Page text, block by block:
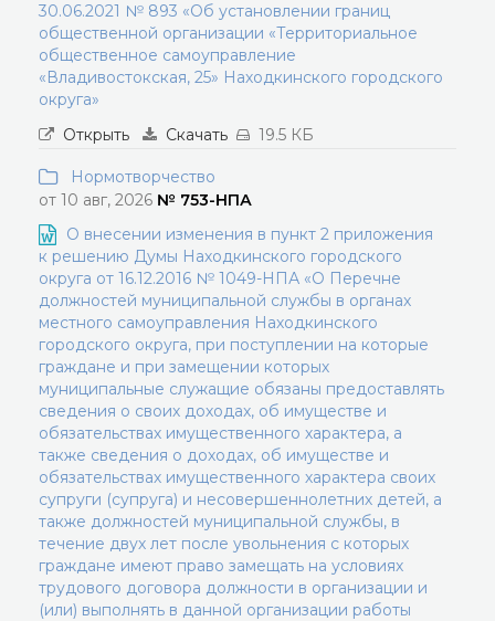
30.06.2021 № 893 «Об установлении границ
общественной организации «Территориальное
общественное самоуправление
«Владивостокская, 25» Находкинского городского
округа»
Открыть
Скачать 19.5 КБ
Нормотворчество
от 10 авг, 2026 № 753-НПА
О внесении изменения в пункт 2 приложения
к решению Думы Находкинского городского
округа от 16.12.2016 № 1049-НПА «О Перечне
должностей муниципальной службы в органах
местного самоуправления Находкинского
городского округа, при поступлении на которые
граждане и при замещении которых
муниципальные служащие обязаны предоставлять
сведения о своих доходах, об имуществе и
обязательствах имущественного характера, а
также сведения о доходах, об имуществе и
обязательствах имущественного характера своих
супруги (супруга) и несовершеннолетних детей, а
также должностей муниципальной службы, в
течение двух лет после увольнения с которых
граждане имеют право замещать на условиях
трудового договора должности в организации и
(или) выполнять в данной организации работы